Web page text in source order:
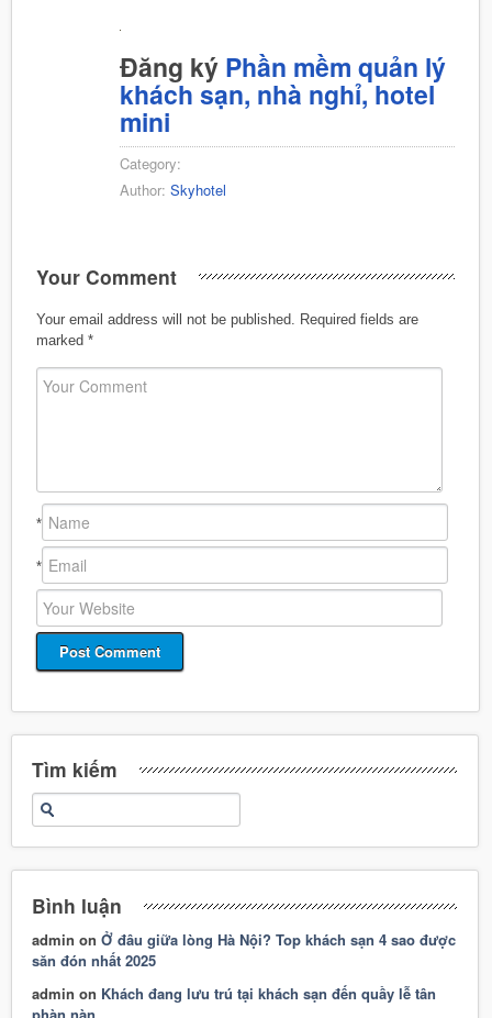
Đăng ký Phần mềm quản lý
khách sạn, nhà nghỉ, hotel
mini
Category:
Author: Skyhotel
Your Comment
Your email address will not be published.
Required fields are
marked *
*
*
Tìm kiếm
Bình luận
admin onỞ đâu giữa lòng Hà Nội? Top khách sạn 4 sao được
săn đón nhất 2025
admin on Khách đang lưu trú tại khách sạn đến quầy lễ tân